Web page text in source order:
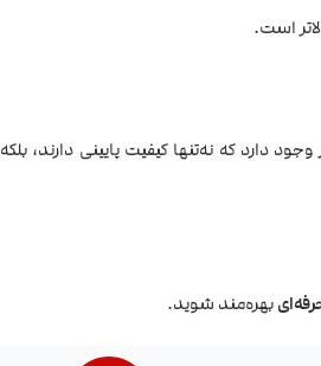
است.
دارد که نه‌تنها کیفیت پایینی دارند، بلکه
بهره‌مند شوید.